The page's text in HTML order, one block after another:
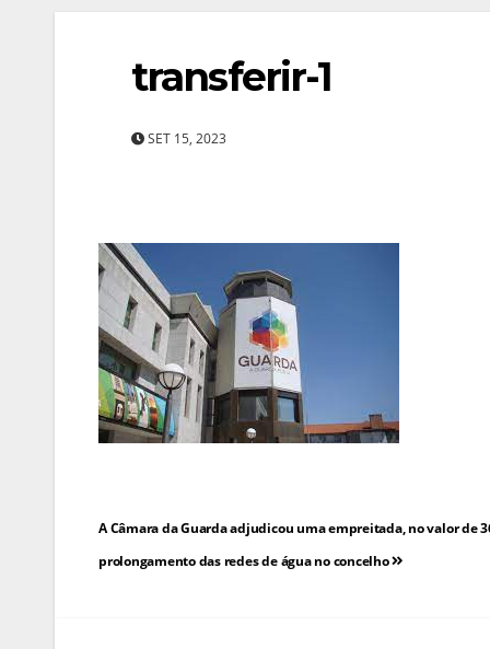
transferir-1
SET 15, 2023
Navegação
de
A Câmara da Guarda adjudicou uma empreitada, no valor de
prolongamento das redes de água no concelho